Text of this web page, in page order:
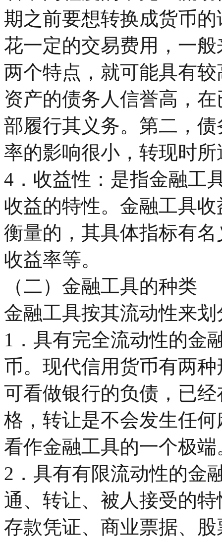
期之前要想转换成货币
花一定的交易费用，一
两个特点，就可能具有
资产的债务人信誉高，
部履行其义务。第二，
率的影响很小，转现时
4．收益性：是指金融工
收益的特性。金融工具
衡量的，其具体指标有
收益率等。
（二）金融工具的种类
金融工具按其流动性来
1．具有完全流动性的金
币。现代信用货币有两
可看做银行的负债，已
格，转让是不会发生任
看作金融工具的一个极端
2．具有有限流动性的金
通、转让、被人接受的
存款凭证、商业票据、